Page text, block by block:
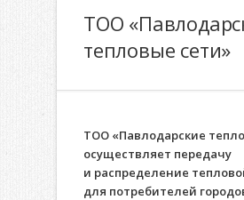
ТОО
тепловые сети»
ТОО «Павлодарские
осуществляет передачу
и распределение
для потребителей